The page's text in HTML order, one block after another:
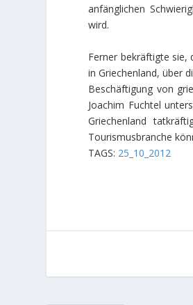
anfänglichen
wird.
Ferner bekräftigte sie,
in Griechenland, über
Beschäftigung von
Joachim Fuchtel
Griechenland
Tourismusbranche
TAGS: 25_10_2012